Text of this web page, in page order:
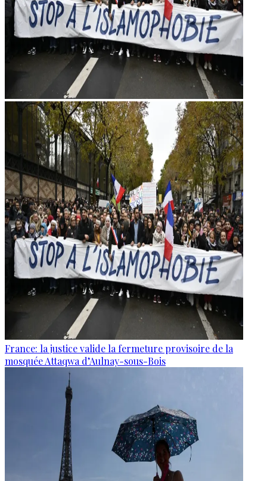
France: la justice valide la fermeture provisoire de la
mosquée Attaqwa d’Aulnay-sous-Bois